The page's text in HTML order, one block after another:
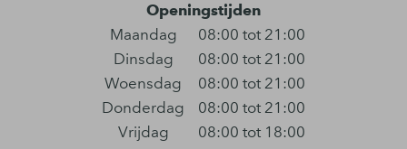
Openingstijden
Maandag
08:00 tot 21:00
Dinsdag
08:00 tot 21:00
Woensdag
08:00 tot 21:00
Donderdag
08:00 tot 21:00
Vrijdag
08:00 tot 18:00